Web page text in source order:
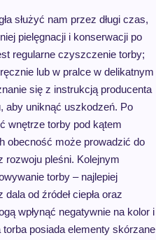
służyć nam przez długi czas,
pielęgnacji i konserwacji po
regularne czyszczenie torby;
lub w pralce w delikatnym
się z instrukcją producenta
aby uniknąć uszkodzeń. Po
wnętrze torby pod kątem
obecność może prowadzić do
rozwoju pleśni. Kolejnym
torby – najlepiej
od źródeł ciepła oraz
wpłynąć negatywnie na kolor i
posiada elementy skórzane